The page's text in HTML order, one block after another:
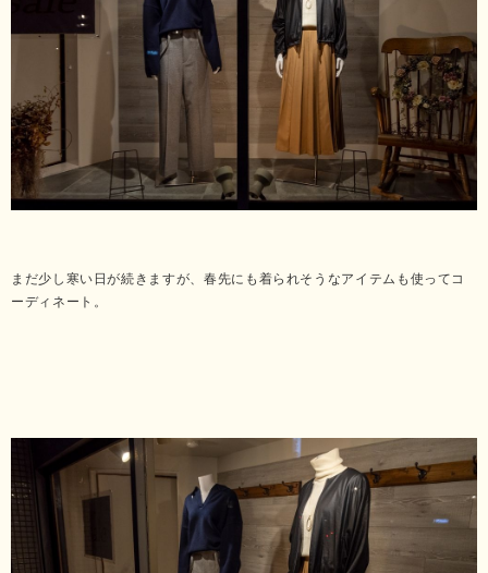
まだ少し寒い日が続きますが、春先にも着られそうなアイテムも使ってコ
ーディネート。